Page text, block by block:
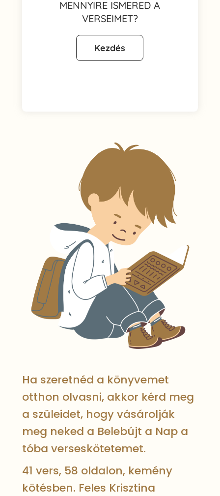
MENNYIRE ISMERED A
VERSEIMET?
Ha szeretnéd a könyvemet
otthon olvasni, akkor kérd meg
a szüleidet, hogy vásárolják
meg neked a Belebújt a Nap a
tóba verseskötetemet.
41 vers, 58 oldalon, kemény
kötésben. Feles Krisztina